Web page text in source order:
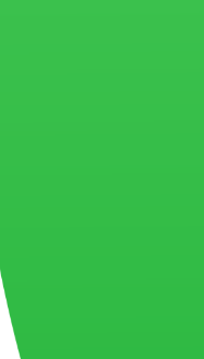
ou le week-end ?
vous ?
?